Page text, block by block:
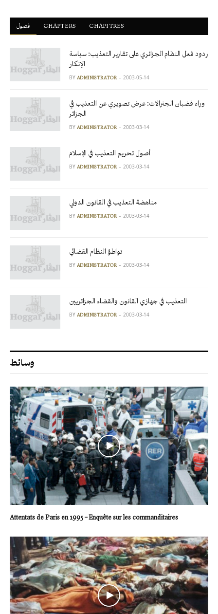
فصول ْCHAPTERS CHAPITRES
ردود فعل النظام الجزائري على تقارير التعذيب: سياسة
الإنكار
BY ADMINISTRATOR 2003-05-14
وراء قضبان الجنرالات: عرض تصويري عن التعذيب في
الجزائر
BY ADMINISTRATOR 2003-03-14
أصول تحريم التعذيب في الإسلام
BY ADMINISTRATOR 2003-03-14
مناهضة التعذيب في القانون الدولي
BY ADMINISTRATOR 2003-03-14
تواطؤ النظام القضائي
BY ADMINISTRATOR 2003-03-14
التعذيب في جهازي القانون والقضاء الجزائريين
BY ADMINISTRATOR 2003-03-14
وسائط
Attentats de Paris en 1995 – Enquête sur les commanditaires